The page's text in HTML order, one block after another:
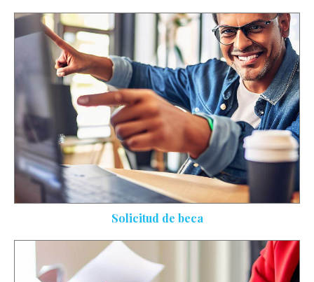
Solicitud de beca